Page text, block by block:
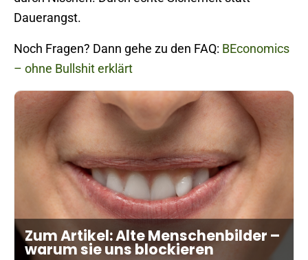
Dauerangst.
Noch Fragen? Dann gehe zu den FAQ: BEconomics
– ohne Bullshit erklärt
Zum Artikel: Alte Menschenbilder –
warum sie uns blockieren